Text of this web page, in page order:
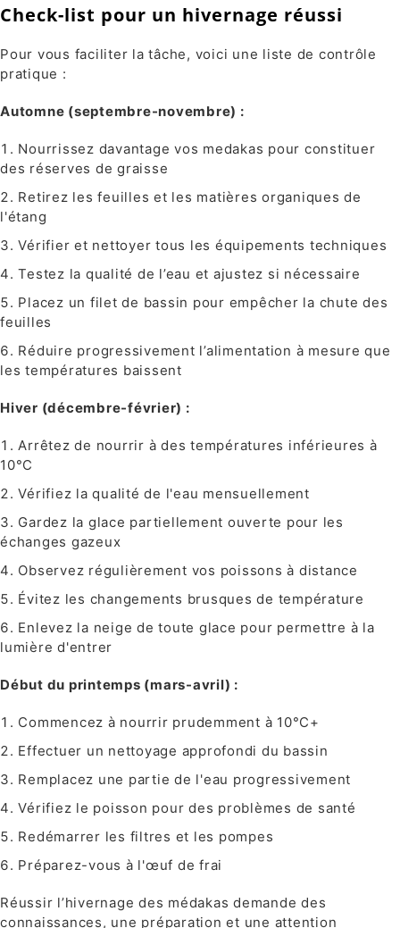
Check-list pour un hivernage réussi
Pour vous faciliter la tâche, voici une liste de contrôle
pratique :
Automne (septembre-novembre) :
Nourrissez davantage vos medakas pour constituer
des réserves de graisse
Retirez les feuilles et les matières organiques de
l'étang
Vérifier et nettoyer tous les équipements techniques
Testez la qualité de l’eau et ajustez si nécessaire
Placez un filet de bassin pour empêcher la chute des
feuilles
Réduire progressivement l’alimentation à mesure que
les températures baissent
Hiver (décembre-février) :
Arrêtez de nourrir à des températures inférieures à
10°C
Vérifiez la qualité de l'eau mensuellement
Gardez la glace partiellement ouverte pour les
échanges gazeux
Observez régulièrement vos poissons à distance
Évitez les changements brusques de température
Enlevez la neige de toute glace pour permettre à la
lumière d'entrer
Début du printemps (mars-avril) :
Commencez à nourrir prudemment à 10°C+
Effectuer un nettoyage approfondi du bassin
Remplacez une partie de l'eau progressivement
Vérifiez le poisson pour des problèmes de santé
Redémarrer les filtres et les pompes
Préparez-vous à l'œuf de frai
Réussir l’hivernage des médakas demande des
connaissances, une préparation et une attention